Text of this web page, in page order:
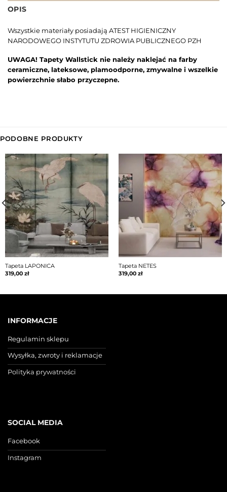
OPIS
Wszystkie materiały posiadają ATEST HIGIENICZNY
NARODOWEGO INSTYTUTU ZDROWIA PUBLICZNEGO PZH
UWAGA! Tapety Wallstick nie należy naklejać na farby
ceramiczne, lateksowe, plamoodporne, zmywalne i wszelkie
powierzchnie słabo przyczepne.
PODOBNE PRODUKTY
Tapeta LAPONICA
319,00 zł
Tapeta NETES
319,00 zł
INFORMACJE
Regulamin sklepu
Wysyłka, zwroty i reklamacje
Polityka prywatności
SOCIAL MEDIA
Facebook
Instagram